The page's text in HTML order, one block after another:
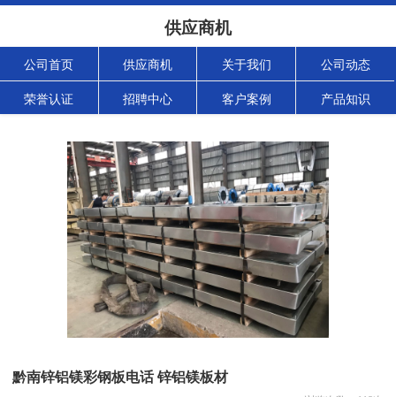
供应商机
公司首页 供应商机 关于我们 公司动态
荣誉认证 招聘中心 客户案例 产品知识
黔南锌铝镁彩钢板电话 锌铝镁板材